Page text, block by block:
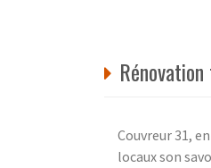
Couvreur 31,
locaux son